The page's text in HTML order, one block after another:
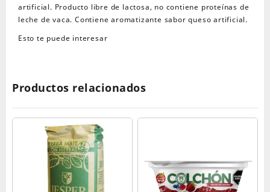
artificial. Producto libre de lactosa, no contiene proteínas de
leche de vaca. Contiene aromatizante sabor queso artificial.
Esto te puede interesar
Productos relacionados